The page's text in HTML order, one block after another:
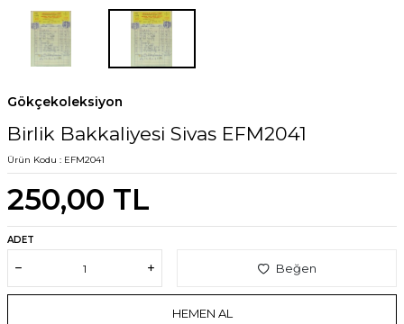
Gökçekoleksiyon
Birlik Bakkaliyesi Sivas EFM2041
Ürün Kodu : EFM2041
250,00 TL
ADET
Beğen
HEMEN AL